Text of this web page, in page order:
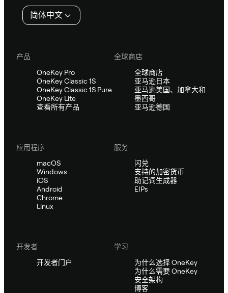
简体中文
产品
OneKey Pro
OneKey Classic 1S
OneKey Classic 1S Pure
OneKey Lite
查看所有产品
全球商店
全球商店
亚马逊日本
亚马逊美国、加拿大和
墨西哥
亚马逊德国
应用程序
macOS
Windows
iOS
Android
Chrome
Linux
服务
闪兑
支持的加密货币
助记词生成器
EIPs
开发者
开发者门户
学习
为什么选择 OneKey
为什么需要 OneKey
安全架构
博客